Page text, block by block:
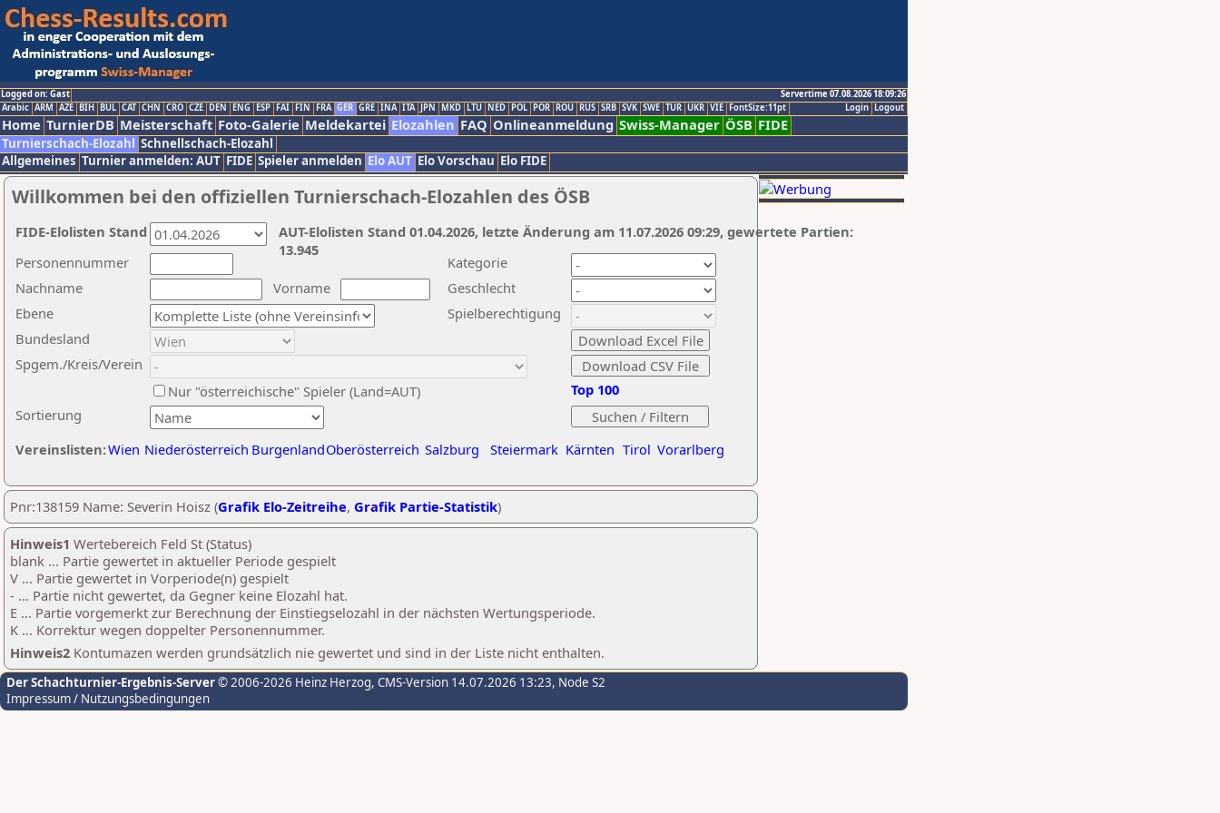
Logged on: Gast
Servertime 07.08.2026 18:09:26
Logout
Login
Arabic ARM AZE BIH BUL CAT CHN CRO CZE DEN ENG ESP FAI FIN FRA GER GRE INA ITA JPN MKD LTU NED POL POR ROU RUS SRB SVK SWE TUR UKR VIE FontSize:11pt
Home TurnierDB Meisterschaft Foto-Galerie Meldekartei Elozahlen FAQ Onlineanmeldung Swiss-Manager ÖSB FIDE
Turnierschach-Elozahl Schnellschach-Elozahl
Allgemeines Turnier anmelden: AUT FIDE Spieler anmelden Elo AUT Elo Vorschau Elo FIDE
Willkommen bei den offiziellen Turnierschach-Elozahlen des ÖSB
Nachname
Vorname
Ebene
Kategorie
Sortierung
Personennummer
Bundesland
Spgem./Kreis/Verein
Geschlecht
Nur "österreichische" Spieler (Land=AUT)
Spielberechtigung
Vereinslisten:Wien Niederösterreich BurgenlandOberösterreich Salzburg Steiermark Kärnten Tirol Vorarlberg
Top 100
AUT-Elolisten Stand 01.04.2026, letzte Änderung am 11.07.2026 09:29, gewertete Partien:
13.945
FIDE-Elolisten Stand
Pnr:138159 Name: Severin Hoisz (Grafik Elo-Zeitreihe, Grafik Partie-Statistik)
Hinweis1 Wertebereich Feld St (Status)
blank ... Partie gewertet in aktueller Periode gespielt
V ... Partie gewertet in Vorperiode(n) gespielt
- ... Partie nicht gewertet, da Gegner keine Elozahl hat.
E ... Partie vorgemerkt zur Berechnung der Einstiegselozahl in der nächsten Wertungsperiode.
K ... Korrektur wegen doppelter Personennummer.
Hinweis2 Kontumazen werden grundsätzlich nie gewertet und sind in der Liste nicht enthalten.
Der Schachturnier-Ergebnis-Server© 2006-2026 Heinz Herzog, CMS-Version 14.07.2026 13:23, Node S2
Impressum / Nutzungsbedingungen